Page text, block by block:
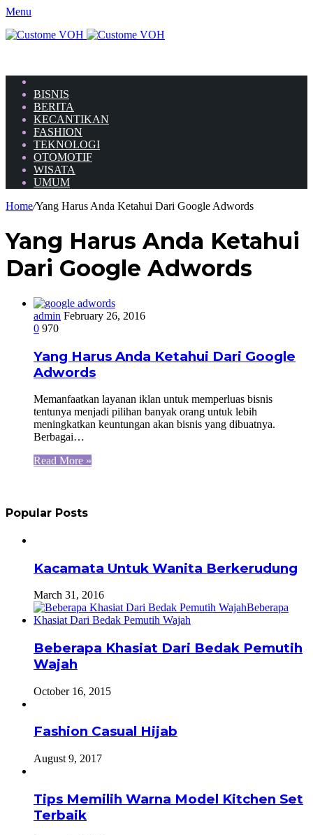
Menu
BISNIS
BERITA
KECANTIKAN
FASHION
TEKNOLOGI
OTOMOTIF
WISATA
UMUM
Home/Yang Harus Anda Ketahui Dari Google Adwords
Yang Harus Anda Ketahui
Dari Google Adwords
admin February 26, 2016
0 970
Yang Harus Anda Ketahui Dari Google
Adwords
Memanfaatkan layanan iklan untuk memperluas bisnis
tentunya menjadi pilihan banyak orang untuk lebih
meningkatkan keuntungan akan bisnis yang dibuatnya.
Berbagai…
Read More »
Popular Posts
Kacamata Untuk Wanita Berkerudung
March 31, 2016
Beberapa Khasiat Dari Bedak Pemutih
Wajah
October 16, 2015
Fashion Casual Hijab
August 9, 2017
Tips Memilih Warna Model Kitchen Set
Terbaik